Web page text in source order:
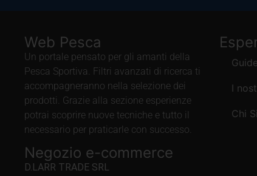
Web Pesca
Un portale pensato per gli amanti della
Pesca Sportiva. Filtri avanzati di ricerca ti
accompagneranno nella selezione dei
prodotti. Grazie alla sezione esperienze
potrai scoprire nuove tecniche e tutto il
necessario per praticarle con successo.
Negozio e-commerce
D.LARR TRADE SRL
I
Chi